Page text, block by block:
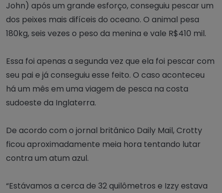
John) após um grande esforço, conseguiu pescar um
dos peixes mais difíceis do oceano. O animal pesa
180kg, seis vezes o peso da menina e vale R$410 mil.
Essa foi apenas a segunda vez que ela foi pescar com
seu pai e já conseguiu esse feito. O caso aconteceu
há um mês em uma viagem de pesca na costa
sudoeste da Inglaterra.
De acordo com o jornal britânico Daily Mail, Crotty
ficou aproximadamente meia hora tentando lutar
contra um atum azul.
“Estávamos a cerca de 32 quilômetros e Izzy estava